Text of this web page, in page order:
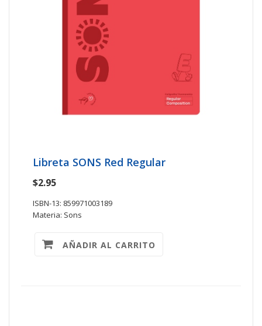
Libreta SONS Red Regular
$2.95
ISBN-13: 859971003189
Materia: Sons
AÑADIR AL CARRITO